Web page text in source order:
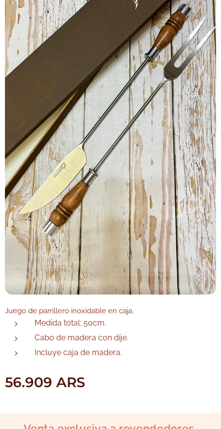
Juego de parrillero inoxidable en caja.
Medida total: 50cm.
Cabo de madera con dije.
Incluye caja de madera.
56.909 ARS